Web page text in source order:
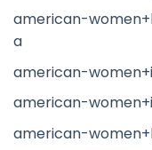
american-
a
american-
american-
american-